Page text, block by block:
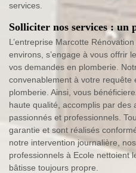
services.
Solliciter nos services : un
L’entreprise Marcotte
environs, s’engage à vous offrir
vos demandes en plomberie.
convenablement à votre requête
plomberie. Ainsi, vous
haute qualité, accomplis par des
passionnés et professionnels.
garantie et sont réalisés
notre intervention journalière,
professionnels à Ecole nettoient
bâtisse toujours propre.